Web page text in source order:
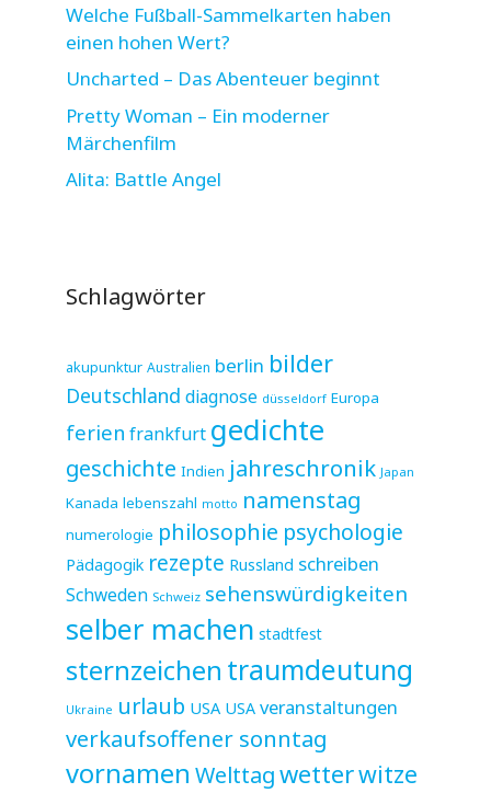
Welche Fußball-Sammelkarten haben
einen hohen Wert?
Uncharted – Das Abenteuer beginnt
Pretty Woman – Ein moderner
Märchenfilm
Alita: Battle Angel
Schlagwörter
akupunktur Australien berlin bilder
Deutschland diagnose düsseldorf Europa
ferien frankfurt gedichte
geschichte Indien jahreschronik Japan
Kanada lebenszahl motto namenstag
numerologie philosophie psychologie
Pädagogik rezepte Russland schreiben
Schweden Schweiz sehenswürdigkeiten
selber machen stadtfest
sternzeichen traumdeutung
Ukraine urlaub USA USA veranstaltungen
verkaufsoffener sonntag
vornamen Welttagwetterwitze